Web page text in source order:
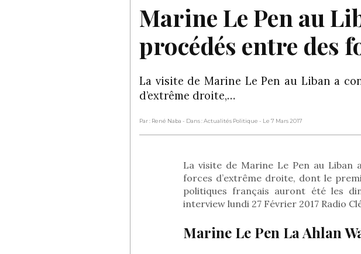
Marine Le Pen au
procédés entre des
La visite de Marine Le Pen au Liban a
d’extrême droite,…
Par : René Naba - Dans : Actualités Politique - Le 7 Mars 2017
La visite de Marine Le Pen au Liban
forces d’extrême droite, dont le
politiques français auront été les
interview lundi 27 Février 2017 Radio
Marine Le Pen La Ahlan